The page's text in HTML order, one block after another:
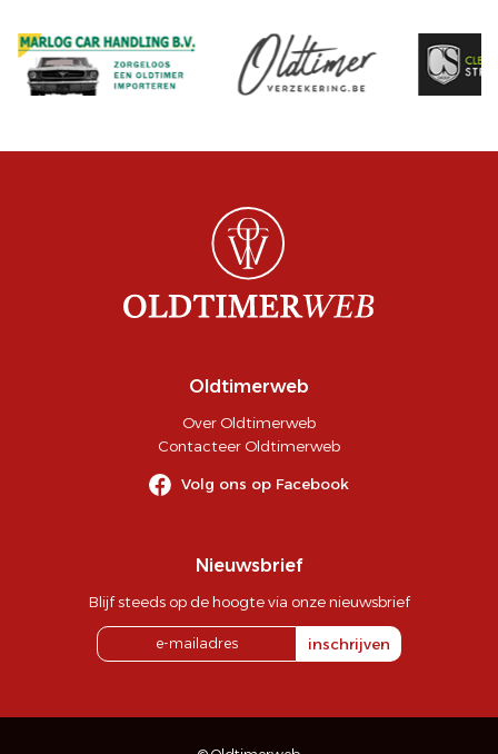
Oldtimerweb
Over Oldtimerweb
Contacteer Oldtimerweb
Volg ons op Facebook
Nieuwsbrief
Blijf steeds op de hoogte via onze nieuwsbrief
inschrijven